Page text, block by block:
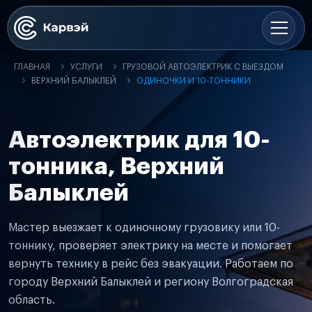
ГЛАВНАЯ УСЛУГИ
ГРУЗОВОЙ АВТОЭЛЕКТРИК С ВЫЕЗДОМ
ВЕРХНИЙ БАЛЫКЛЕЙ
ОДИНОЧКИ И 10-ТОННИКИ
Автоэлектрик для 10-
тонника, Верхний
Балыклей
Мастер выезжает к одиночному грузовику или 10-
тоннику, проверяет электрику на месте и помогает
вернуть технику в рейс без эвакуации. Работаем по
городу Верхний Балыклей и региону Волгоградская
область.